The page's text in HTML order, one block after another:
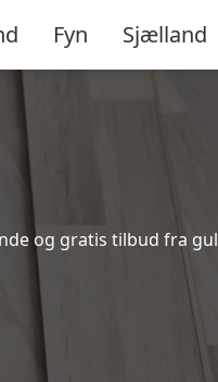
Fyn Sjælland
og gratis tilbud fra